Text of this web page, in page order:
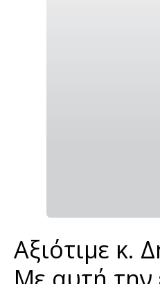
Αξιότιμε κ.